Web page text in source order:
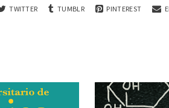
TWITTER TUMBLR PINTEREST